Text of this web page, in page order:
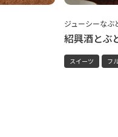
ジューシーなぶ
紹興酒とぶ
スイーツ フ